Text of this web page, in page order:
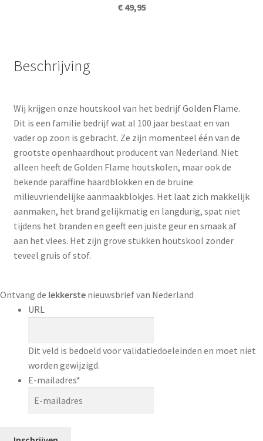
€ 49,95
Beschrijving
Wij krijgen onze houtskool van het bedrijf Golden Flame.
Dit is een familie bedrijf wat al 100 jaar bestaat en van
vader op zoon is gebracht. Ze zijn momenteel één van de
grootste openhaardhout producent van Nederland. Niet
alleen heeft de Golden Flame houtskolen, maar ook de
bekende paraffine haardblokken en de bruine
milieuvriendelijke aanmaakblokjes. Het laat zich makkelijk
aanmaken, het brand gelijkmatig en langdurig, spat niet
tijdens het branden en geeft een juiste geur en smaak af
aan het vlees. Het zijn grove stukken houtskool zonder
teveel gruis of stof.
Ontvang de lekkerste nieuwsbrief van Nederland
URL
Dit veld is bedoeld voor validatiedoeleinden en moet niet
worden gewijzigd.
E-mailadres*